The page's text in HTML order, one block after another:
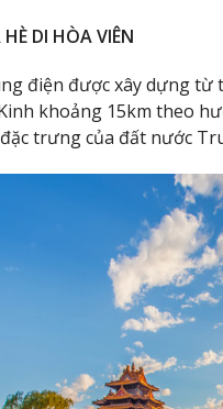
DI HÒA VIÊN
điện được xây dựng
khoảng 15km theo
trưng của đất nước